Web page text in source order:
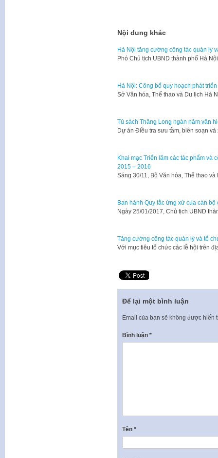
Nội dung khác
Hà Nội tăng cường công tác quản lý
Phó Chủ tịch UBND thành phố Hà
Hà Nội: Công bố quy hoạch phát
Sở Văn hóa, Thể thao và Du lịch Hà
Tủ sách Thăng Long ngàn năm văn
​Dự án Điều tra sưu tầm, biên soạn
Khai mạc Triển lãm các tác phẩm và
2015 – 2016
Sáng 30/11, Bộ Văn hóa, Thể thao
Ban hành Quy tắc ứng xử của cán
Ngày 25/01/2017, Chủ tịch UBND
Tăng cường công tác quản lý và tổ
Với mục tiêu tổ chức các lễ hội trên
Để lại một bình luận
Email của bạn sẽ không được hiển
Bình luận *
Tên *